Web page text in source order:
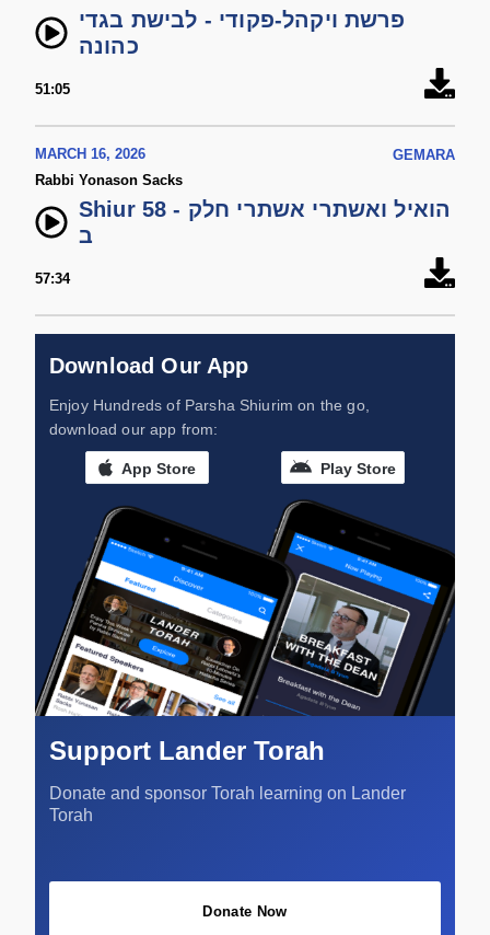
פרשת ויקהל-פקודי - לבישת בגדי
כהונה
51:05
MARCH 16, 2026
GEMARA
Rabbi Yonason Sacks
Shiur 58 - הואיל ואשתרי אשתרי חלק
ב
57:34
Download Our App
Enjoy Hundreds of Parsha Shiurim on the go,
download our app from:
App Store Play Store
Support Lander Torah
Donate and sponsor Torah learning on Lander
Torah
Donate Now